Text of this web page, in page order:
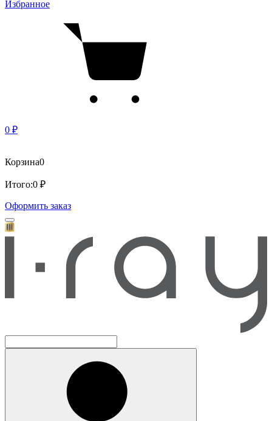
Избранное
0 ₽
Корзина0
Итого:0 ₽
Оформить заказ